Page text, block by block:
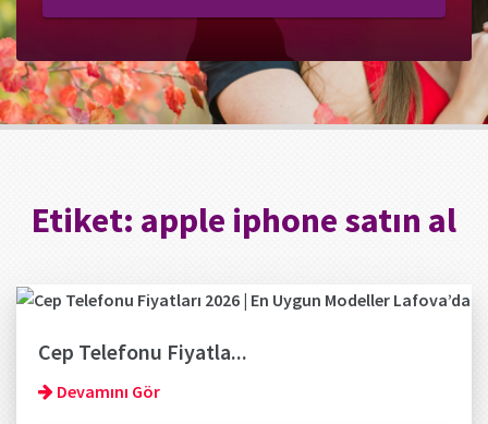
Etiket: apple iphone satın al
Cep Telefonu Fiyatla...
Devamını Gör